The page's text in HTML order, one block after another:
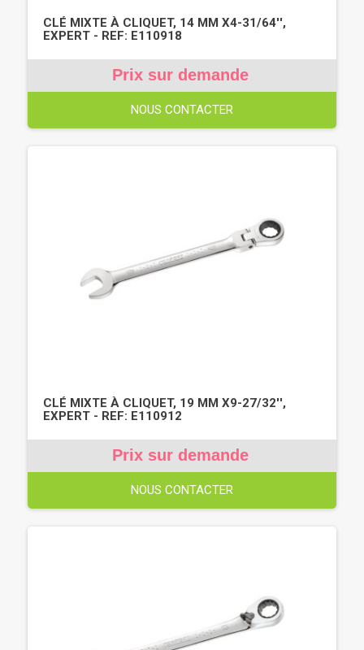
CLÉ MIXTE À CLIQUET, 14 MM X4-31/64'',
EXPERT - REF: E110918
Prix sur demande
NOUS CONTACTER
CLÉ MIXTE À CLIQUET, 19 MM X9-27/32'',
EXPERT - REF: E110912
Prix sur demande
NOUS CONTACTER